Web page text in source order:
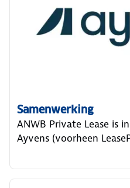
Samenwerking
ANWB Private Lease is
Ayvens (voorheen